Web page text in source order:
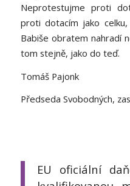
Neprotestujme proti
proti dotacím jako
Babiše obratem nahradí
tom stejně, jako do teď.
Tomáš Pajonk
Předseda Svobodných,
EU oficiální